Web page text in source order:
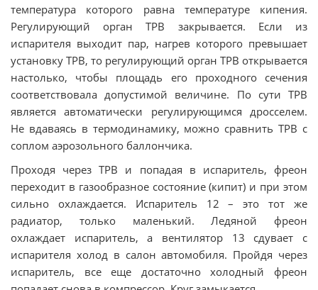
температура которого равна температуре кипения.
Регулирующий орган ТРВ закрывается. Если из
испарителя выходит пар, нагрев которого превышает
установку ТРВ, то регулирующий орган ТРВ открывается
настолько, чтобы площадь его проходного сечения
соответствовала допустимой величине. По сути ТРВ
является автоматически регулирующимся дросселем.
Не вдаваясь в термодинамику, можно сравнить ТРВ с
соплом аэрозольного баллончика.
Проходя через ТРВ и попадая в испаритель, фреон
переходит в газообразное состояние (кипит) и при этом
сильно охлаждается. Испаритель 12 – это тот же
радиатор, только маленький. Ледяной фреон
охлаждает испаритель, а вентилятор 13 сдувает с
испарителя холод в салон автомобиля. Пройдя через
испаритель, все еще достаточно холодный фреон